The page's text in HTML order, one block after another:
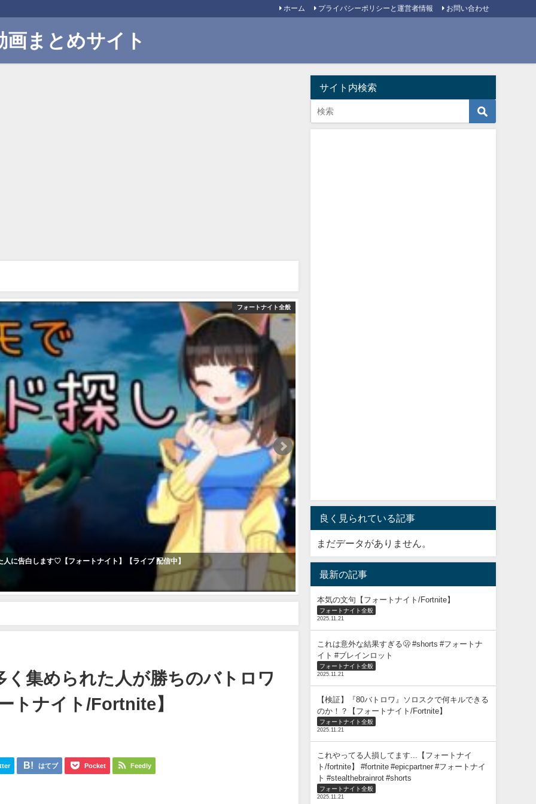
ホーム プライバシーポリシーと運営者情報 お問い合わせ
まとめサイト
フォートナイト全般
に告白します♡【フォートナイト】【ライブ 配信中】 なんと『フリントノックピストル』が帰ってきた！？【フォートナイ
2024年7月18日
く集められた人が勝ちのバトロワ
トナイト/Fortnite】
はてブ Pocket Feedly
サイト内検索
良く見られている記事
まだデータがありません。
最新の記事
本気の文句【フォートナイト/Fortnite】
フォートナイト全般
2025.11.21
これは意外な結果すぎる🫢 #shorts #フォートナ
イト #ブレインロット
フォートナイト全般
2025.11.21
【検証】『80バトロワ』ソロスクで何キルできる
のか！？【フォートナイト/Fortnite】
フォートナイト全般
2025.11.21
これやってる人損してます...【フォートナイ
ト/fortnite】 #fortnite #epicpartner #フォートナイ
ト #stealthebrainrot #shorts
フォートナイト全般
2025.11.21